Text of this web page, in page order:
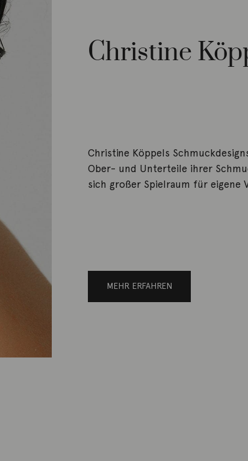
Christine
Christine Köppels
Ober- und Unterteile ihrer
sich großer Spielraum für eigene
MEHR ERFAHREN